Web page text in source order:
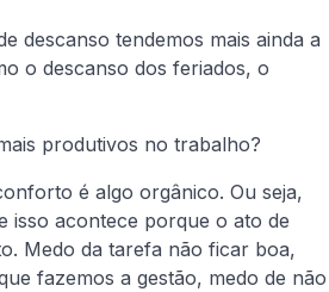
descanso tendemos mais ainda a
o descanso dos feriados, o
produtivos no trabalho?
é algo orgânico. Ou seja,
isso acontece porque o ato de
Medo da tarefa não ficar boa,
fazemos a gestão, medo de não